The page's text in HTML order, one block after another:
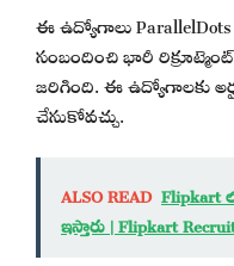
ఈ ఉద్యోగాలు ParallelDots
సంబందించి భారీ
జరిగింది. ఈ ఉద్యోగాలకు
చేసుకోవచ్చు.
ALSO READ Flipkart
ఇస్తారు | Flipkart